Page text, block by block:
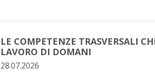
LE COMPETENZE TRASVERSALI
LAVORO DI DOMANI
28.07.2026